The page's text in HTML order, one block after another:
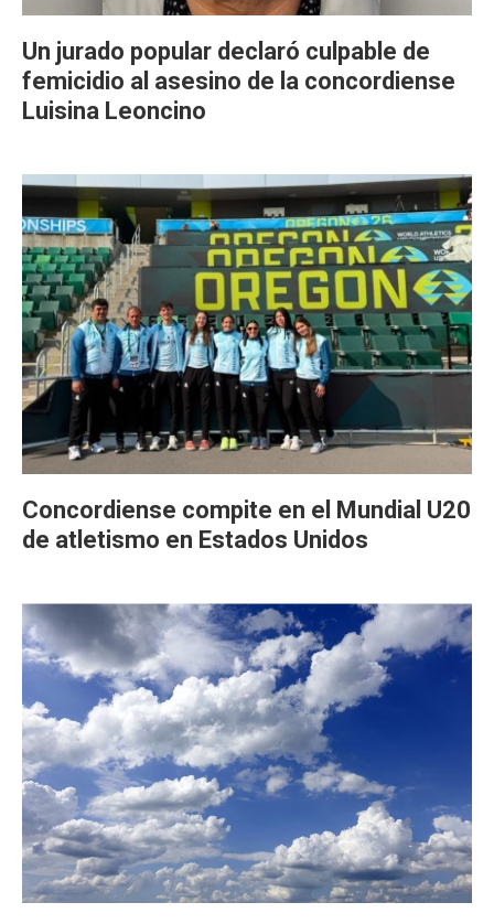
Un jurado popular declaró culpable de
femicidio al asesino de la concordiense
Luisina Leoncino
Concordiense compite en el Mundial U20
de atletismo en Estados Unidos